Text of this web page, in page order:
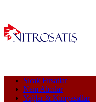
Sıcak Fırsatlar
Nem Alıcılar
Yağlar & Kimyasallar